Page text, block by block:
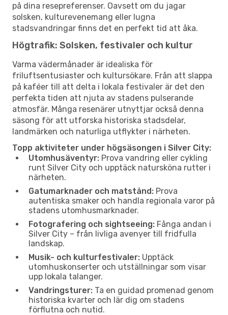
på dina resepreferenser. Oavsett om du jagar
solsken, kulturevenemang eller lugna
stadsvandringar finns det en perfekt tid att åka.
Högtrafik: Solsken, festivaler och kultur
Varma vädermånader är idealiska för
friluftsentusiaster och kultursökare. Från att slappa
på kaféer till att delta i lokala festivaler är det den
perfekta tiden att njuta av stadens pulserande
atmosfär. Många resenärer utnyttjar också denna
säsong för att utforska historiska stadsdelar,
landmärken och naturliga utflykter i närheten.
Topp aktiviteter under högsäsongen i Silver City:
Utomhusäventyr: Prova vandring eller cykling
runt Silver City och upptäck natursköna rutter i
närheten.
Gatumarknader och matstånd: Prova
autentiska smaker och handla regionala varor på
stadens utomhusmarknader.
Fotografering och sightseeing: Fånga andan i
Silver City – från livliga avenyer till fridfulla
landskap.
Musik- och kulturfestivaler: Upptäck
utomhuskonserter och utställningar som visar
upp lokala talanger.
Vandringsturer: Ta en guidad promenad genom
historiska kvarter och lär dig om stadens
förflutna och nutid.